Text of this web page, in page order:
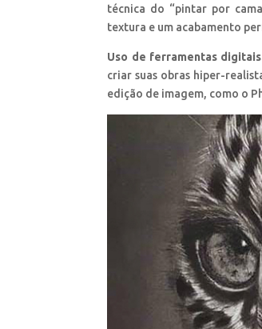
técnica do “pintar por
textura e um acabamento
Uso de ferramentas
criar suas obras hiper-
edição de imagem, como o